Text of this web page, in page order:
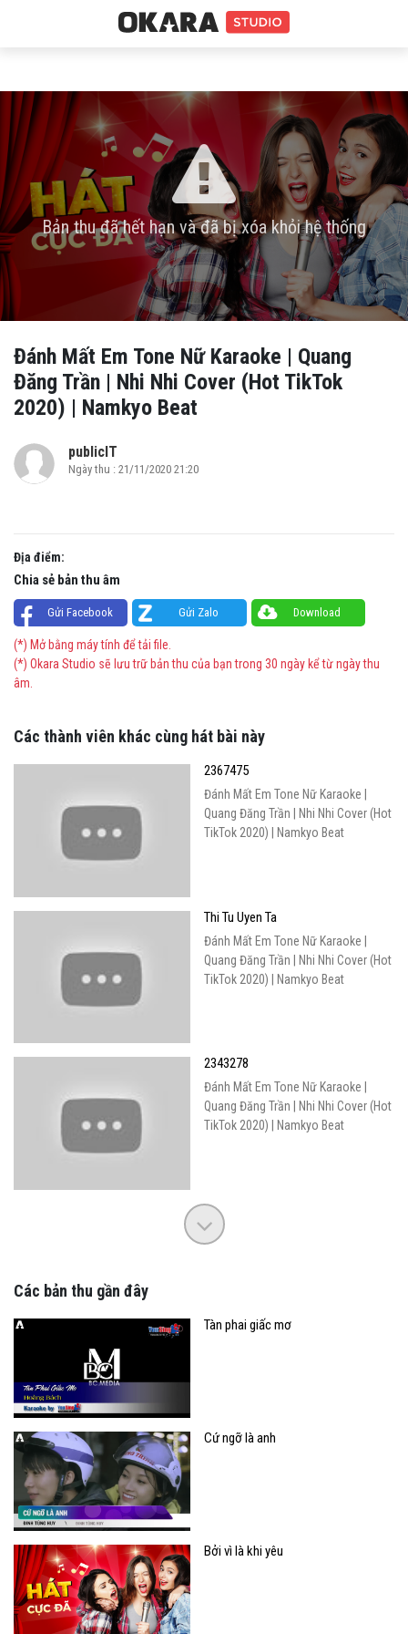
Bản thu đã hết hạn và đã bị xóa khỏi hệ thống
Đánh Mất Em Tone Nữ Karaoke | Quang
Đăng Trần | Nhi Nhi Cover (Hot TikTok
2020) | Namkyo Beat
publicIT
Ngày thu : 21/11/2020 21:20
Địa điểm:
Chia sẻ bản thu âm
Gửi Facebook Gửi Zalo Download
(*) Mở bằng máy tính để tải file.
(*) Okara Studio sẽ lưu trữ bản thu của bạn trong 30 ngày kể từ ngày thu
âm.
Các thành viên khác cùng hát bài này
2367475
Đánh Mất Em Tone Nữ Karaoke |
Quang Đăng Trần | Nhi Nhi Cover (Hot
TikTok 2020) | Namkyo Beat
Thi Tu Uyen Ta
Đánh Mất Em Tone Nữ Karaoke |
Quang Đăng Trần | Nhi Nhi Cover (Hot
TikTok 2020) | Namkyo Beat
2343278
Đánh Mất Em Tone Nữ Karaoke |
Quang Đăng Trần | Nhi Nhi Cover (Hot
TikTok 2020) | Namkyo Beat
Các bản thu gần đây
Tàn phai giấc mơ
Cứ ngỡ là anh
Bởi vì là khi yêu